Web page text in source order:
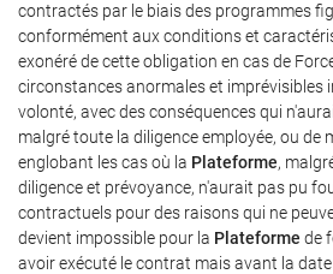
contractés par le biais des programmes
conformément aux conditions et
exonéré de cette obligation en cas de
circonstances anormales et imprévisibles
volonté, avec des conséquences qui
malgré toute la diligence employée, ou de
englobant les cas où la Plateforme,
diligence et prévoyance, n'aurait pas pu
contractuels pour des raisons qui ne
devient impossible pour la Plateforme de
avoir exécuté le contrat mais avant la